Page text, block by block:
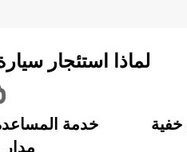
لماذا استئجار
خدمة
مدار 24 ساعة
خفية